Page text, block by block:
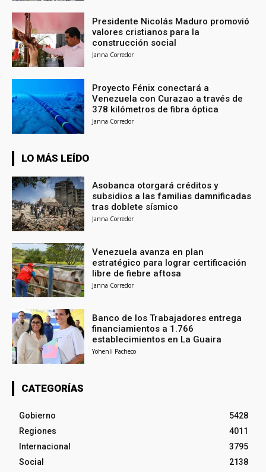
Presidente Nicolás Maduro promovió
valores cristianos para la
construcción social
Janna Corredor
Proyecto Fénix conectará a
Venezuela con Curazao a través de
378 kilómetros de fibra óptica
Janna Corredor
LO MÁS LEÍDO
Asobanca otorgará créditos y
subsidios a las familias damnificadas
tras doblete sísmico
Janna Corredor
Venezuela avanza en plan
estratégico para lograr certificación
libre de fiebre aftosa
Janna Corredor
Banco de los Trabajadores entrega
financiamientos a 1.766
establecimientos en La Guaira
Yohenli Pacheco
CATEGORÍAS
Gobierno
5428
Regiones
4011
Internacional
3795
Social
2138